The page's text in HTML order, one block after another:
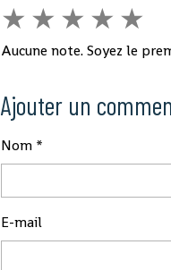
★ ★ ★ ★ ★
Aucune note. Soyez le
Ajouter un
Nom
E-mail